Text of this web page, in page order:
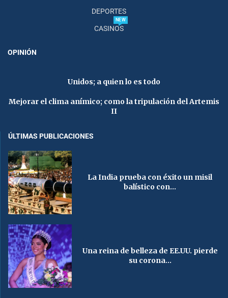
DEPORTES
CASINOS
NEW
OPINIÓN
Unidos; a quien lo es todo
Mejorar el clima anímico; como la tripulación del Artemis
II
ÚLTIMAS PUBLICACIONES
La India prueba con éxito un misil
balístico con...
Una reina de belleza de EE.UU. pierde
su corona...